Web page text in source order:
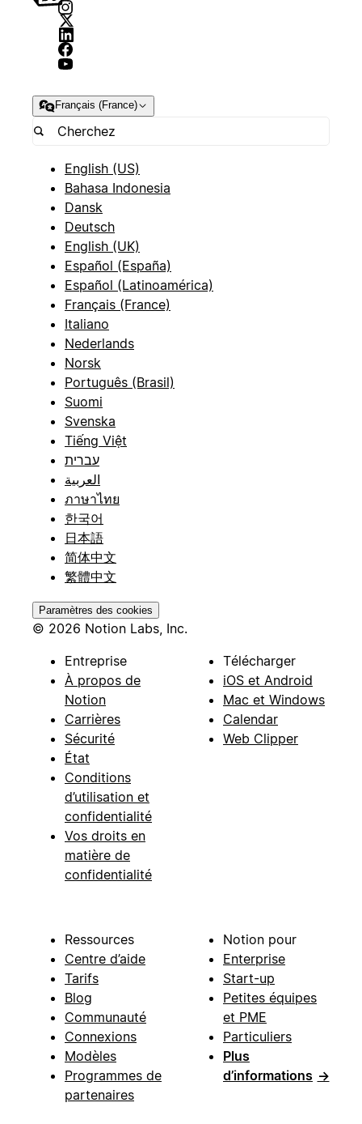
Français (France)
English (US)
Bahasa Indonesia
Dansk
Deutsch
English (UK)
Español (España)
Español (Latinoamérica)
Français (France)
Italiano
Nederlands
Norsk
Português (Brasil)
Suomi
Svenska
Tiếng Việt
עברית
العربية
ภาษาไทย
한국어
日本語
简体中文
繁體中文
Paramètres des cookies
© 2026 Notion Labs, Inc.
Entreprise
À propos de
Notion
Carrières
Sécurité
État
Conditions
d’utilisation et
confidentialité
Vos droits en
matière de
confidentialité
Télécharger
iOS et Android
Mac et Windows
Calendar
Web Clipper
Ressources
Centre d’aide
Tarifs
Blog
Communauté
Connexions
Modèles
Programmes de
partenaires
Notion pour
Enterprise
Start-up
Petites équipes
et PME
Particuliers
Plus
d’informations →